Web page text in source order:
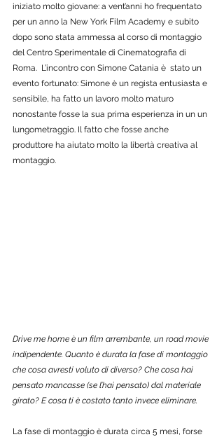
iniziato molto giovane: a vent’anni ho frequentato
per un anno la New York Film Academy e subito
dopo sono stata ammessa al corso di montaggio
del Centro Sperimentale di Cinematografia di
Roma.  L’incontro con Simone Catania è  stato un
evento fortunato: Simone è un regista entusiasta e
sensibile, ha fatto un lavoro molto maturo
nonostante fosse la sua prima esperienza in un un
lungometraggio. Il fatto che fosse anche
produttore ha aiutato molto la libertà creativa al
montaggio.
Drive me home è un film arrembante, un road movie
indipendente. Quanto è durata la fase di montaggio
che cosa avresti voluto di diverso? Che cosa hai
pensato mancasse (se l’hai pensato) dal materiale
girato? E cosa ti è costato tanto invece eliminare.
La fase di montaggio è durata circa 5 mesi, forse